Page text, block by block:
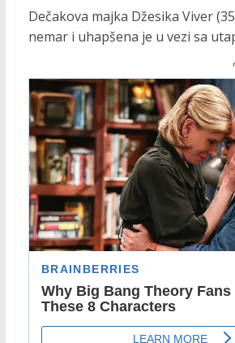
Dečakova majka Džesika Viver
nemar i uhapšena je u vezi sa